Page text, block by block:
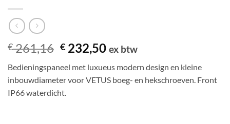
€261,16 Oorspronkelijke
was:
€ 261,16.
€ 232,50Huidige
is:
€ 232,50.
ex btw
Bedieningspaneel met luxueus modern design en kleine
inbouwdiameter voor VETUS boeg- en hekschroeven. Front
IP66 waterdicht.